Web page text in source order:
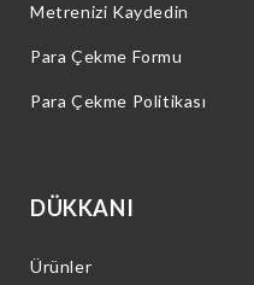
Metrenizi Kaydedin
Para Çekme Formu
Para Çekme Politikası
DÜKKANI
Ürünler